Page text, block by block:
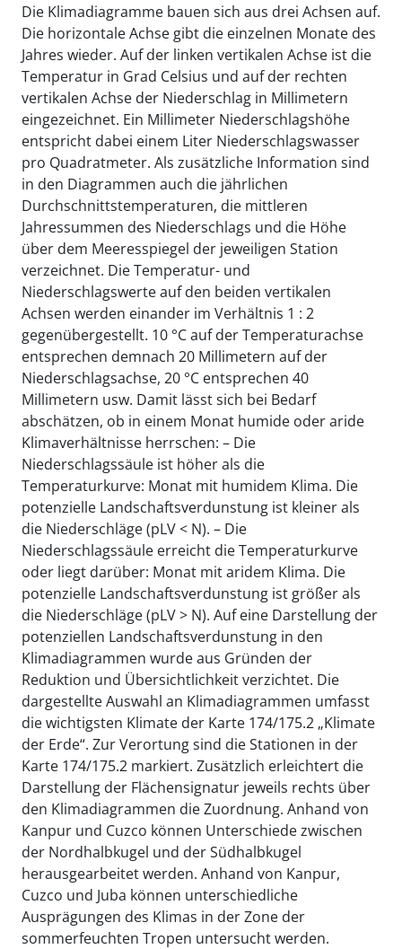
Die Klimadiagramme bauen sich aus drei Achsen auf.
Die horizontale Achse gibt die einzelnen Monate des
Jahres wieder. Auf der linken vertikalen Achse ist die
Temperatur in Grad Celsius und auf der rechten
vertikalen Achse der Niederschlag in Millimetern
eingezeichnet. Ein Millimeter Niederschlagshöhe
entspricht dabei einem Liter Niederschlagswasser
pro Quadratmeter. Als zusätzliche Information sind
in den Diagrammen auch die jährlichen
Durchschnittstemperaturen, die mittleren
Jahressummen des Niederschlags und die Höhe
über dem Meeresspiegel der jeweiligen Station
verzeichnet. Die Temperatur- und
Niederschlagswerte auf den beiden vertikalen
Achsen werden einander im Verhältnis 1 : 2
gegenübergestellt. 10 °C auf der Temperaturachse
entsprechen demnach 20 Millimetern auf der
Niederschlagsachse, 20 °C entsprechen 40
Millimetern usw. Damit lässt sich bei Bedarf
abschätzen, ob in einem Monat humide oder aride
Klimaverhältnisse herrschen: – Die
Niederschlagssäule ist höher als die
Temperaturkurve: Monat mit humidem Klima. Die
potenzielle Landschaftsverdunstung ist kleiner als
die Niederschläge (pLV < N). – Die
Niederschlagssäule erreicht die Temperaturkurve
oder liegt darüber: Monat mit aridem Klima. Die
potenzielle Landschaftsverdunstung ist größer als
die Niederschläge (pLV > N). Auf eine Darstellung der
potenziellen Landschaftsverdunstung in den
Klimadiagrammen wurde aus Gründen der
Reduktion und Übersichtlichkeit verzichtet. Die
dargestellte Auswahl an Klimadiagrammen umfasst
die wichtigsten Klimate der Karte 174/175.2 „Klimate
der Erde“. Zur Verortung sind die Stationen in der
Karte 174/175.2 markiert. Zusätzlich erleichtert die
Darstellung der Flächensignatur jeweils rechts über
den Klimadiagrammen die Zuordnung. Anhand von
Kanpur und Cuzco können Unterschiede zwischen
der Nordhalbkugel und der Südhalbkugel
herausgearbeitet werden. Anhand von Kanpur,
Cuzco und Juba können unterschiedliche
Ausprägungen des Klimas in der Zone der
sommerfeuchten Tropen untersucht werden.